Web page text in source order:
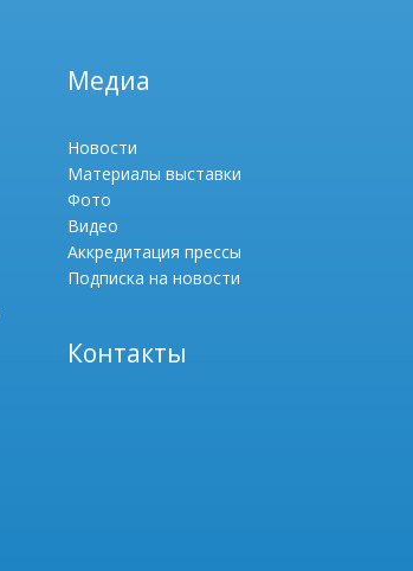
Медиа
Новости
Материалы выставки
Фото
Видео
Аккредитация прессы
Подписка на новости
Контакты